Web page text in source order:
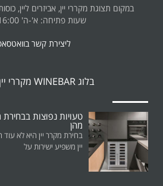
במקום תצוגת מקררי יין, אביזרים ליין,
שעות פתיחה: א'-ה' 08:30-16:00
ליצירת קשר
בלוג WINEBAR מקררי יין ואביזרים
טעויות נפוצות בבחירת
מהן
בחירת מקרר יין היא לא
יין משפיע ישירות על